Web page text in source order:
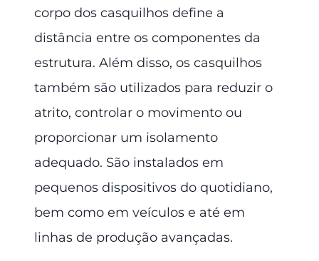
corpo dos casquilhos define a
distância entre os componentes da
estrutura. Além disso, os casquilhos
também são utilizados para reduzir o
atrito, controlar o movimento ou
proporcionar um isolamento
adequado. São instalados em
pequenos dispositivos do quotidiano,
bem como em veículos e até em
linhas de produção avançadas.